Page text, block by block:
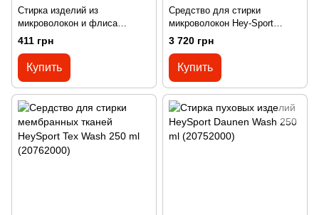
Стирка изделий из
микроволокон и флиса
HeySport Micro Wash 250ml
(20742000)
411 грн
Купить
Cредство для стирки
микроволокон Hey-Sport
MICRO WASH 2,5 l
3 720 грн
Купить